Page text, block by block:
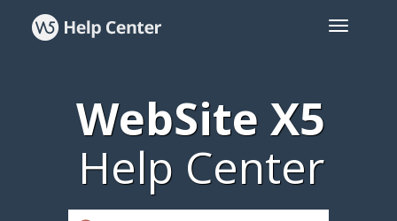
WebSite X5
Help Center